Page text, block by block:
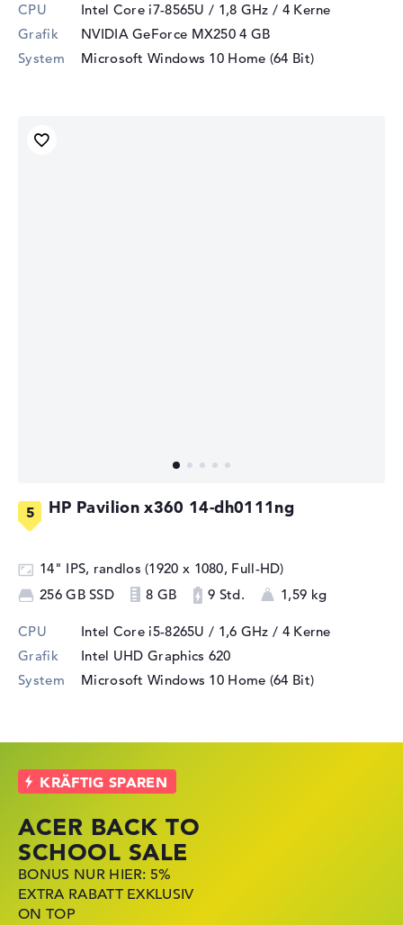
CPU Intel Core i7-8565U / 1,8 GHz / 4 Kerne
Grafik
NVIDIA GeForce MX250 4 GB
System
Microsoft Windows 10 Home (64 Bit)
HP Pavilion x360 14-dh0111ng
14" IPS, randlos (1920 x 1080, Full-HD)
256 GB SSD
8 GB 9 Std. 1,59 kg
CPU Intel Core i5-8265U / 1,6 GHz / 4 Kerne
Grafik
Intel UHD Graphics 620
System
Microsoft Windows 10 Home (64 Bit)
ACER BACK TO
SCHOOL SALE
BONUS NUR HIER: 5%
EXTRA RABATT EXKLUSIV
ON TOP
HP STORE SSV
DEALS
JETZT ZUGREIFEN:
NOTEBOOKS BEI HP
KRÄFTIG REDUZIERT
LENOVO
LAPTOP DEALS
NOTEBOOKS BEI LENOVO
JETZT KRÄFTIG REDUZIERT